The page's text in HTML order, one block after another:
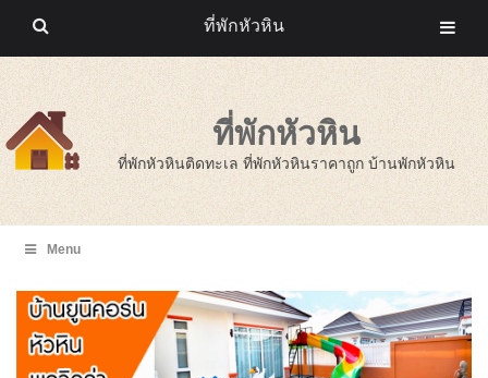
ที่พักหัวหิน
ที่พักหัวหินติดทะเล ที่พักหัวหินราคาถูก บ้านพักหัวหิน
Menu
ที่พักหัวหิน